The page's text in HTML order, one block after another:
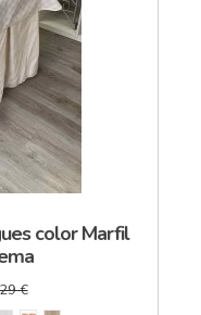
color Marfil
€